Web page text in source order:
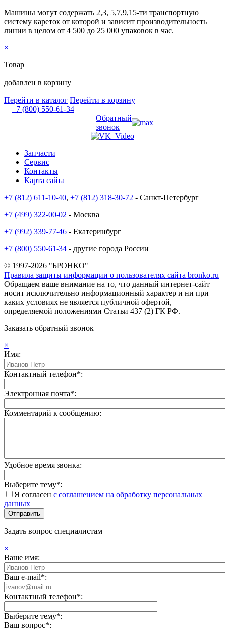
Машины могут содержать 2,3, 5,7,9,15-ти транспортную
систему кареток от которой и зависит производительность
линии в целом от 4 500 до 25 000 упаковок в час.
×
Товар
добавлен в корзину
Перейти в каталог Перейти в корзину
+7 (800) 550-61-34
Обратный
звонок
Запчасти
Сервис
Контакты
Карта сайта
+7 (812) 611-10-40, +7 (812) 318-30-72 - Санкт-Петербург
+7 (499) 322-00-02 - Москва
+7 (992) 339-77-46 - Екатеринбург
+7 (800) 550-61-34 - другие города России
© 1997-2026 "БРОНКО"
Правила защиты информации о пользователях сайта bronko.ru
Обращаем ваше внимание на то, что данный интернет-сайт
носит исключительно информационный характер и ни при
каких условиях не является публичной офертой,
определяемой положениями Статьи 437 (2) ГК РФ.
Заказать обратный звонок
×
Имя:
Контактный телефон*:
Электронная почта*:
Комментарий к сообщению:
Удобное время звонка:
Выберите тему*:
Я согласен с соглашением на обработку персональных
данных
Задать вопрос специалистам
×
Ваше имя:
Ваш e-mail*:
Контактный телефон*:
Выберите тему*:
Ваш вопрос*: